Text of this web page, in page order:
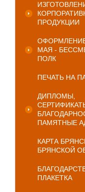
ПРОДУКЦИИ
МАЯ -
ПОЛК
ПЕЧАТЬ НА
ДИПЛОМЫ,
ПАМЯТНЫЕ
КАРТА
БРЯНСКОЙ
ПЛАКЕТКА